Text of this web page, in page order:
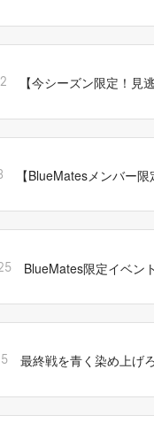
【今シーズン限定！見
【BlueMatesメンバー
BlueMates限定イベン
最終戦を青く染め上げ